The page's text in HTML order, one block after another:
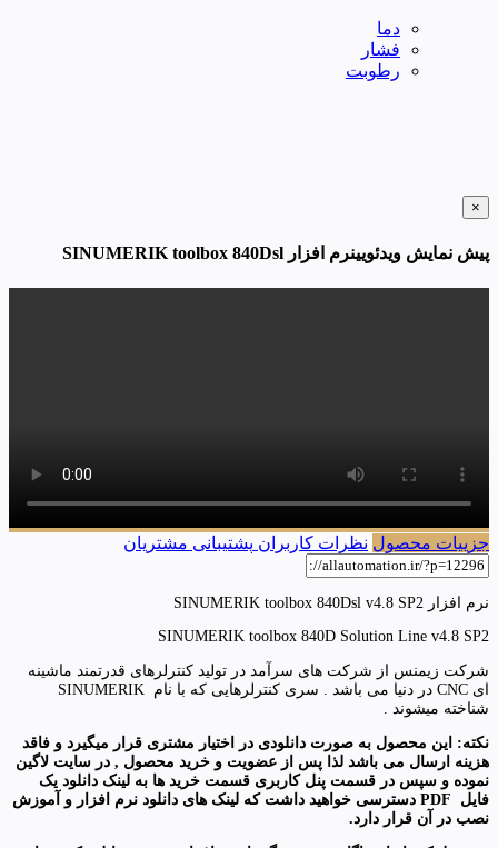
دما
فشار
رطوبت
×
پیش نمایش ویدئویینرم افزار SINUMERIK toolbox 840Dsl
جزییات محصول نظرات کاربران پشتیبانی مشتریان
نرم افزار SINUMERIK toolbox 840Dsl v4.8 SP2
SINUMERIK toolbox 840D Solution Line v4.8 SP2
شرکت زیمنس از شرکت های سرآمد در تولید کنترلرهای قدرتمند ماشینه
ای CNC در دنیا می باشد . سری کنترلرهایی که با نام SINUMERIK
شناخته میشوند .
نکته: این محصول به صورت دانلودی در اختیار مشتری قرار میگیرد و فاقد
هزینه ارسال می باشد لذا پس از عضویت و خرید محصول , در سایت لاگین
نموده و سپس در قسمت پنل کاربری قسمت خرید ها به لینک دانلود یک
فایل
دسترسی خواهید داشت که لینک های دانلود نرم افزار و آموزش
نصب در آن قرار دارد.